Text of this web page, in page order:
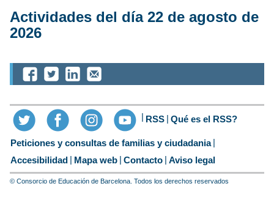
Actividades del día 22 de agosto de
2026
RSS Qué es el RSS?
Peticiones y consultas de familias y ciudadania
Accesibilidad
Mapa web Contacto Aviso legal
© Consorcio de Educación de Barcelona. Todos los derechos reservados